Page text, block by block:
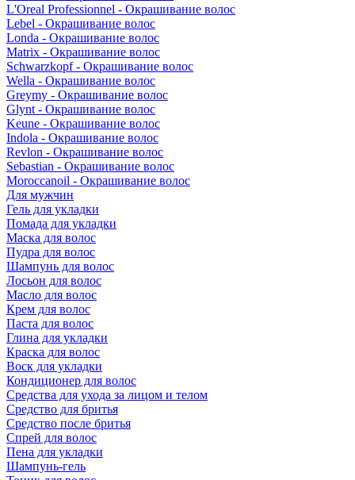
L'Oreal Professionnel - Окрашивание волос
Lebel - Окрашивание волос
Londa - Окрашивание волос
Matrix - Окрашивание волос
Schwarzkopf - Окрашивание волос
Wella - Окрашивание волос
Greymy - Окрашивание волос
Glynt - Окрашивание волос
Keune - Окрашивание волос
Indola - Окрашивание волос
Revlon - Окрашивание волос
Sebastian - Окрашивание волос
Moroccanoil - Окрашивание волос
Для мужчин
Гель для укладки
Помада для укладки
Маска для волос
Пудра для волос
Шампунь для волос
Лосьон для волос
Масло для волос
Крем для волос
Паста для волос
Глина для укладки
Краска для волос
Воск для укладки
Кондиционер для волос
Средства для ухода за лицом и телом
Средство для бритья
Средство после бритья
Спрей для волос
Пена для укладки
Шампунь-гель